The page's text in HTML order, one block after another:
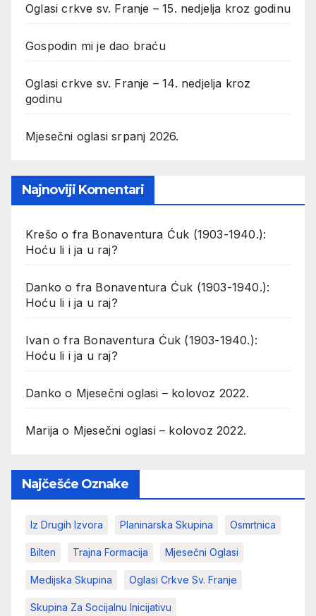
Oglasi crkve sv. Franje – 15. nedjelja kroz godinu
Gospodin mi je dao braću
Oglasi crkve sv. Franje – 14. nedjelja kroz
godinu
Mjesečni oglasi srpanj 2026.
Najnoviji Komentari
Krešo o fra Bonaventura Ćuk (1903-1940.):
Hoću li i ja u raj?
Danko o fra Bonaventura Ćuk (1903-1940.):
Hoću li i ja u raj?
Ivanofra Bonaventura Ćuk (1903-1940.):
Hoću li i ja u raj?
Danko o Mjesečni oglasi – kolovoz 2022.
Marija o Mjesečni oglasi – kolovoz 2022.
Najčešće Oznake
Iz Drugih Izvora Planinarska Skupina Osmrtnica
Bilten Trajna Formacija Mjesečni Oglasi
Medijska Skupina Oglasi Crkve Sv. Franje
Skupina Za Socijalnu Inicijativu